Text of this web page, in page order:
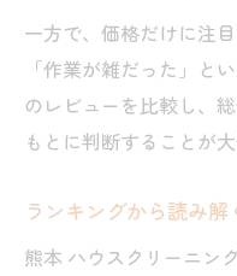
一方で、価格だけに注
「作業が雑だった」と
のレビューを比較し、
もとに判断することが大
ランキングから読み
熊本 ハウスクリーニン